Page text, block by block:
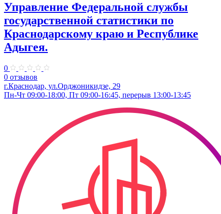
Управление Федеральной службы
государственной статистики по
Краснодарскому краю и Республике
Адыгея.
0
0 отзывов
г.Краснодар, ул.​Орджоникидзе, 29
Пн-Чт 09:00-18:00, Пт 09:00-16:45, перерыв 13:00-13:45